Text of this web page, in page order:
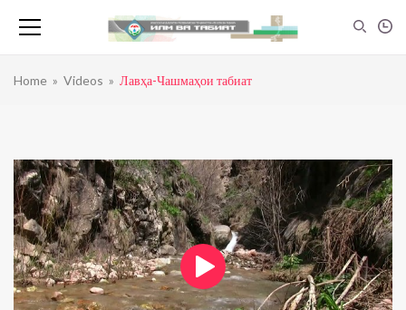
Home » Videos » Лавҳа-Чашмаҳои табиат